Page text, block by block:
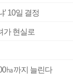
’ 10일 결정
가 현실로
㏊까지 늘린다